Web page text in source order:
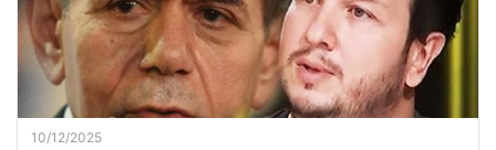
10/12/2025